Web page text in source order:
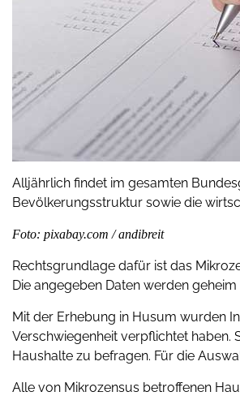
Alljährlich findet im gesamten
Bevölkerungsstruktur sowie die
Foto: pixabay.com / andibreit
Rechtsgrundlage dafür ist das
Die angegeben Daten werden
Mit der Erhebung in Husum wurden
Verschwiegenheit verpflichtet haben.
Haushalte zu befragen. Für die
Alle von Mikrozensus betroffenen